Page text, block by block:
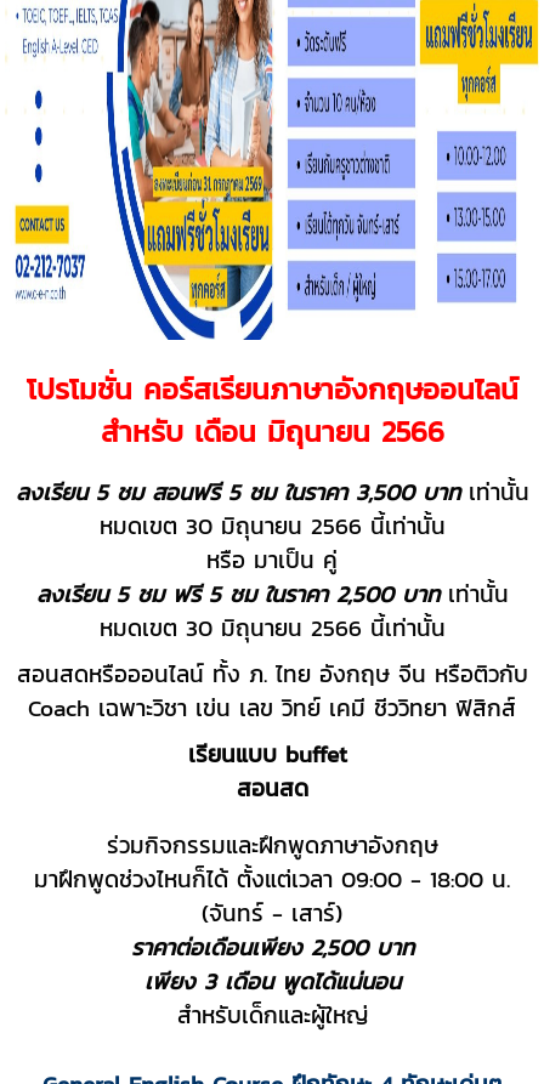
โปรโมชั่น คอร์สเรียนภาษาอังกฤษออนไลน์
สำหรับ เดือน มิถุนายน 2566
ลงเรียน 5 ชม สอนฟรี 5 ชม ในราคา 3,500 บาทเท่านั้น
หมดเขต 30 มิถุนายน 2566 นี้เท่านั้น
หรือ มาเป็น คู่
ลงเรียน 5 ชม ฟรี 5 ชม ในราคา 2,500 บาทเท่านั้น
หมดเขต 30 มิถุนายน 2566 นี้เท่านั้น
สอนสดหรือออนไลน์ ทั้ง ภ. ไทย อังกฤษ จีน หรือติวกับ
Coach เฉพาะวิชา เข่น เลข วิทย์ เคมี ชีววิทยา ฟิสิกส์
เรียนแบบ buffet
สอนสด
ร่วมกิจกรรมและฝึกพูดภาษาอังกฤษ
มาฝึกพูดช่วงไหนก็ได้ ตั้งแต่เวลา 09:00 - 18:00 น.
(จันทร์ - เสาร์)
ราคาต่อเดือนเพียง 2,500 บาท
เพียง 3 เดือน พูดได้แน่นอน
สำหรับเด็กและผู้ใหญ่